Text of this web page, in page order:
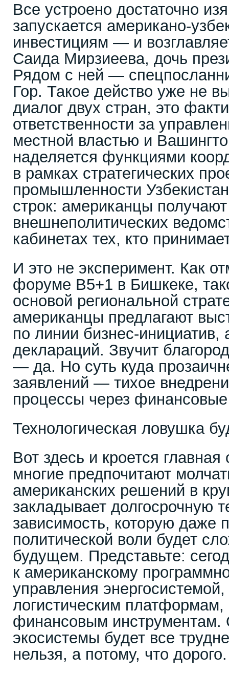
Все устроено достаточно
запускается американо-
инвестициям — и
Саида Мирзиеева, дочь
Рядом с ней —
Гор. Такое действо уже не
диалог двух стран, это
ответственности за
местной властью и
наделяется функциями
в рамках стратегических
промышленности
строк: американцы
внешнеполитических
кабинетах тех, кто
И это не эксперимент. Как
форуме B5+1 в Бишкеке,
основой региональной
американцы предлагают
по линии бизнес-инициатив,
деклараций. Звучит
— да. Но суть куда
заявлений — тихое
процессы через
Технологическая ловушка
Вот здесь и кроется
многие предпочитают
американских решений в
закладывает долгосрочную
зависимость, которую даже
политической воли будет
будущем. Представьте:
к американскому
управления
логистическим
финансовым инструментам.
экосистемы будет все
нельзя, а потому, что